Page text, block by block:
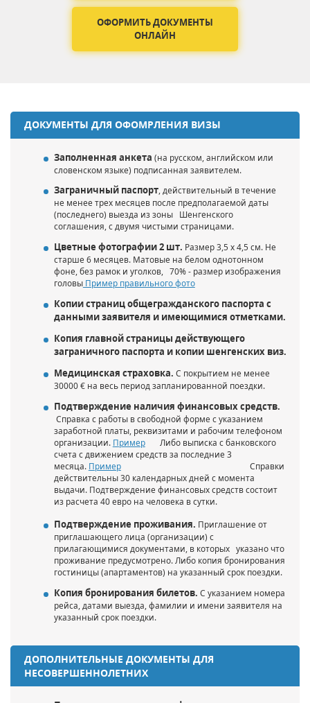
ОФОРМИТЬ ДОКУМЕНТЫ
ОНЛАЙН
ДОКУМЕНТЫ ДЛЯ ОФОМРЛЕНИЯ ВИЗЫ
Заполненная анкета (на русском, английском или
словенском языке) подписанная заявителем.
Заграничный паспорт, действительный в течение
не менее трех месяцев после предполагаемой даты
(последнего) выезда из зоны Шенгенского
соглашения, с двумя чистыми страницами.
Цветные фотографии 2 шт. Размер 3,5 x 4,5 см. Не
старше 6 месяцев. Матовые на белом однотонном
фоне, без рамок и уголков, 70% - размер изображения
головыПример правильного фото
Копии страниц общегражданского паспорта c
данными заявителя и имеющимися отметками.
Копия главной страницы действующего
заграничного паспорта и копии шенгенских виз.
Медицинская страховка. С покрытием не менее
30000 € на весь период запланированной поездки.
Подтверждение наличия финансовых средств.
Справка с работы в свободной форме с указанием
заработной платы, реквизитами и рабочим телефоном
организации. ПримерЛибо выписка с банковского
счета с движением средств за последние 3
месяца. ПримерСправки
действительны 30 календарных дней с момента
выдачи. Подтверждение финансовых средств состоит
из расчета 40 евро на человека в сутки.
Подтверждение проживания. Приглашение от
приглашающего лица (организации) с
прилагающимися документами, в которых указано что
проживание предусмотрено. Либо копия бронирования
гостиницы (апартаментов) на указанный срок поездки.
Копия бронирования билетов. С указанием номера
рейса, датами выезда, фамилии и имени заявителя на
указанный срок поездки.
ДОПОЛНИТЕЛЬНЫЕ ДОКУМЕНТЫ ДЛЯ
НЕСОВЕРШЕННОЛЕТНИХ